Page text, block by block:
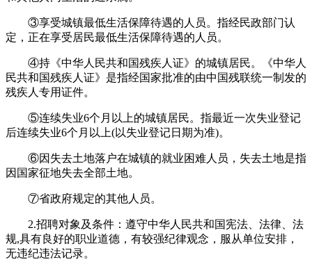
③享受城镇最低生活保障待遇的人员。指经民政部门认
定，正在享受居民最低生活保障待遇的人员。
④持《中华人民共和国残疾人证》的城镇居民。《中华人
民共和国残疾人证》是指经国家批准的由中国残联统一制发的
残疾人专用证件。
⑤连续失业6个月以上的城镇居民。指最近一次失业登记
后连续失业6个月以上(以失业登记日期为准)。
⑥因失去土地落户在城镇的就业困难人员，失去土地是指
因国家征地失去全部土地。
⑦省政府规定的其他人员。
2.招聘对象及条件：遵守中华人民共和国宪法、法律、法
规,具有良好的职业道德，有较强纪律观念，服从单位安排，
无违纪违法记录。